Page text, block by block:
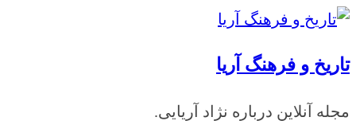
رفتن
محتوا
تاریخ و فرهنگ آریا
مجله آنلاین درباره نژاد آریایی.